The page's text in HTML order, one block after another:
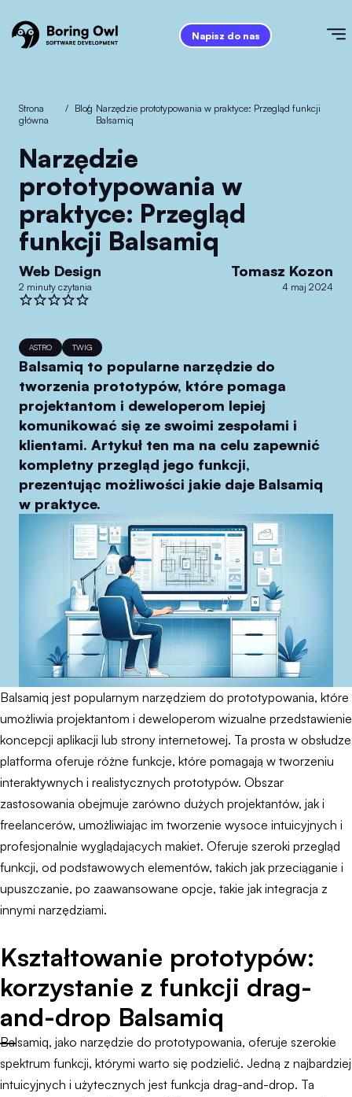
Napisz do nas
Strona
główna
/ Blog
/ Narzędzie prototypowania w praktyce: Przegląd funkcji
Balsamiq
Narzędzie
prototypowania w
praktyce: Przegląd
funkcji Balsamiq
Web Design
2 minuty czytania
Tomasz Kozon
4 maj 2024
ASTRO TWIG
Balsamiq to popularne narzędzie do
tworzenia prototypów, które pomaga
projektantom i deweloperom lepiej
komunikować się ze swoimi zespołami i
klientami. Artykuł ten ma na celu zapewnić
kompletny przegląd jego funkcji,
prezentując możliwości jakie daje Balsamiq
w praktyce.
Balsamiq jest popularnym narzędziem do prototypowania, które
umożliwia projektantom i deweloperom wizualne przedstawienie
koncepcji aplikacji lub strony internetowej. Ta prosta w obsłudze
platforma oferuje różne funkcje, które pomagają w tworzeniu
interaktywnych i realistycznych prototypów. Obszar
zastosowania obejmuje zarówno dużych projektantów, jak i
freelancerów, umożliwiając im tworzenie wysoce intuicyjnych i
profesjonalnie wyglądających makiet. Oferuje szeroki przegląd
funkcji, od podstawowych elementów, takich jak przeciąganie i
upuszczanie, po zaawansowane opcje, takie jak integracja z
innymi narzędziami.
Kształtowanie prototypów:
korzystanie z funkcji drag-
and-drop Balsamiq
Balsamiq, jako narzędzie do prototypowania, oferuje szerokie
spektrum funkcji, którymi warto się podzielić. Jedną z najbardziej
intuicyjnych i użytecznych jest funkcja drag-and-drop. Ta